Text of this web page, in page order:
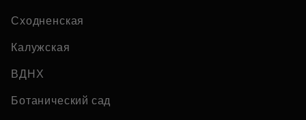
Сходненская
Калужская
ВДНХ
Ботанический сад